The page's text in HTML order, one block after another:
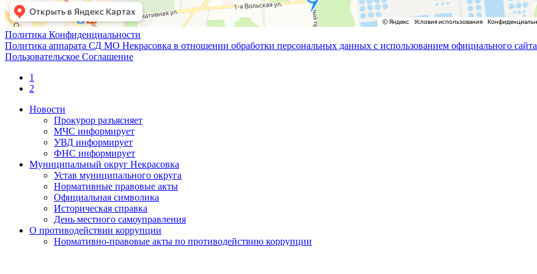
Политика Конфиденциальности
Политика аппарата СД МО Некрасовка в отношении обработки персональных данных с использованием официального сайта
Пользовательское Соглашение
1
2
Новости
Прокурор разъясняет
МЧС информирует
УВД информирует
ФНС информирует
Муниципальный округ Некрасовка
Устав муниципального округа
Нормативные правовые акты
Официальная символика
Историческая справка
День местного самоуправления
О противодействии коррупции
Нормативно-правовые акты по противодействию коррупции